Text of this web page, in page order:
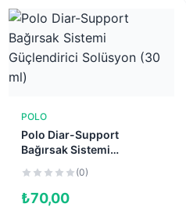
POLO
Polo Diar-Support
Bağırsak Sistemi
ml)
(0)
₺70,00